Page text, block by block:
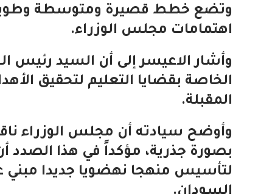
وتضع خطط قصيرة ومتوسطة وطويلة
اهتمامات مجلس الوزراء.
وأشار الاعيسر إلى أن السيد رئيس
الخاصة بقضايا التعليم لتحقيق
المقبلة.
وأوضح سيادته أن مجلس الوزراء
بصورة جذرية، مؤكداً في هذا الصدد
لتأسيس منهجا نهضويا جديدا مبني